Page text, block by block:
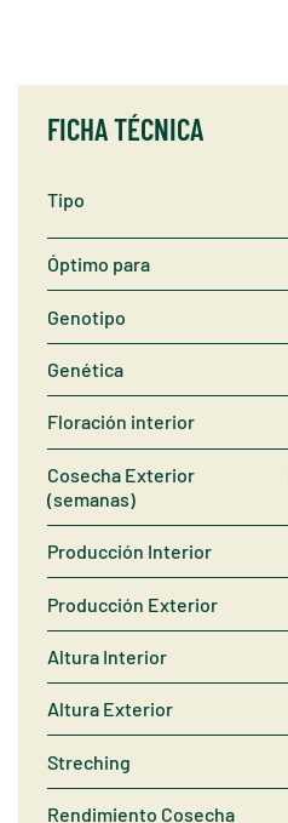
FICHA TÉCNICA
Tipo
Óptimo para
Genotipo
Genética
Floración interior
Cosecha Exterior
(semanas)
Producción Interior
Producción Exterior
Altura Interior
Altura Exterior
Streching
Rendimiento Cosecha